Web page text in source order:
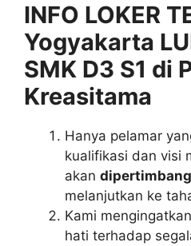
INFO LOKER
Yogyakarta
SMK D3 S1 di
Kreasitama
Hanya pelamar
kualifikasi dan visi
akan
melanjutkan ke
Kami
hati terhadap